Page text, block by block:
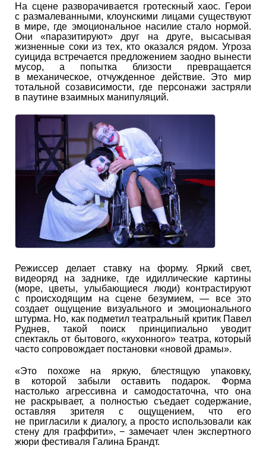
На сцене разворачивается гротескный хаос. Герои
с размалеванными, клоунскими лицами существуют
в мире, где эмоциональное насилие стало нормой.
Они «паразитируют» друг на друге, высасывая
жизненные соки из тех, кто оказался рядом. Угроза
суицида встречается предложением заодно вынести
мусор, а попытка близости превращается
в механическое, отчужденное действие. Это мир
тотальной созависимости, где персонажи застряли
в паутине взаимных манипуляций.
Режиссер делает ставку на форму. Яркий свет,
видеоряд на заднике, где идиллические картины
(море, цветы, улыбающиеся люди) контрастируют
с происходящим на сцене безумием, — все это
создает ощущение визуального и эмоционального
штурма. Но, как подметил театральный критик Павел
Руднев, такой поиск принципиально уводит
спектакль от бытового, «кухонного» театра, который
часто сопровождает постановки «новой драмы».
«Это похоже на яркую, блестящую упаковку,
в которой забыли оставить подарок. Форма
настолько агрессивна и самодостаточна, что она
не раскрывает, а полностью съедает содержание,
оставляя зрителя с ощущением, что его
не пригласили к диалогу, а просто использовали как
стену для граффити», − замечает член экспертного
жюри фестиваля Галина Брандт.